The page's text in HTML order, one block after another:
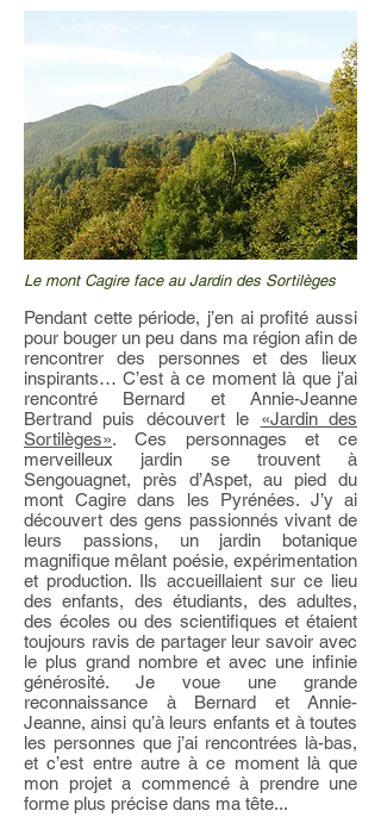
Le mont Cagire face au Jardin des Sortilèges
Pendant cette période, j’en ai profité aussi
pour bouger un peu dans ma région afin de
rencontrer des personnes et des lieux
inspirants… C’est à ce moment là que j’ai
rencontré Bernard et Annie-Jeanne
Bertrand puis découvert le «Jardin des
Sortilèges». Ces personnages et ce
merveilleux jardin se trouvent à
Sengouagnet, près d’Aspet, au pied du
mont Cagire dans les Pyrénées. J’y ai
découvert des gens passionnés vivant de
leurs passions, un jardin botanique
magnifique mêlant poésie, expérimentation
et production. Ils accueillaient sur ce lieu
des enfants, des étudiants, des adultes,
des écoles ou des scientifiques et étaient
toujours ravis de partager leur savoir avec
le plus grand nombre et avec une infinie
générosité. Je voue une grande
reconnaissance à Bernard et Annie-
Jeanne, ainsi qu’à leurs enfants et à toutes
les personnes que j’ai rencontrées là-bas,
et c’est entre autre à ce moment là que
mon projet a commencé à prendre une
forme plus précise dans ma tête...